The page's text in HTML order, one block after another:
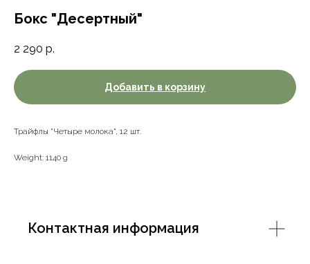
Бокс "Десертный"
2 290 р.
Добавить в корзину
Трайфлы "Четыре молока", 12 шт.
Weight: 1140 g
Контактная информация